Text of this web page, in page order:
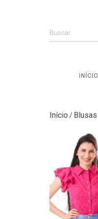
INÍCIO
Início / Blusas